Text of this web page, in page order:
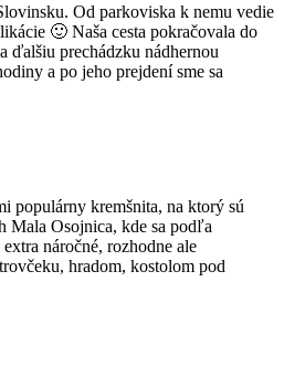
Od parkoviska k nemu vedie
🙂 Naša cesta pokračovala do
ďalšiu prechádzku nádhernou
a po jeho prejdení sme sa
populárny kremšnita, na ktorý sú
Mala Osojnica, kde sa podľa
náročné, rozhodne ale
hradom, kostolom pod